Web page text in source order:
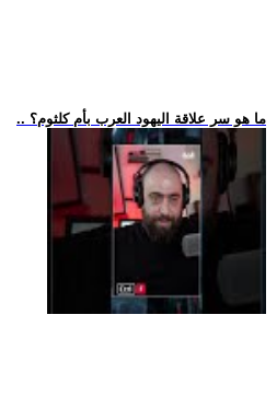
.. ما هو سر علاقة اليهود العرب بأم كلثوم؟